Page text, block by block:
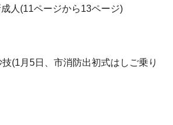
人(11ページから13ページ)
(1月5日、市消防出初式はしご乗り